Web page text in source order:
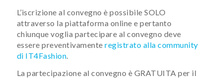
L’iscrizione al convegno è possibile SOLO
attraverso la piattaforma online e pertanto
chiunque voglia partecipare al convegno deve
essere preventivamenteregistrato alla community
di IT4Fashion.
La partecipazione al convegno è GRATUITA per il